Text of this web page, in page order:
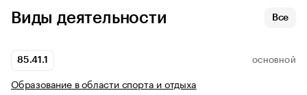
Виды деятельности Все
85.41.1 ОСНОВНОЙ
Образование в области спорта и отдыха